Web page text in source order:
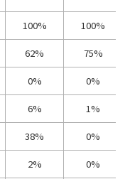
100% 100%
62% 75%
0% 0%
6% 1%
38% 0%
2% 0%